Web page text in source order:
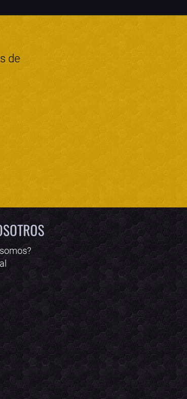
de
Online · Te ayudo a encontrar conciertos